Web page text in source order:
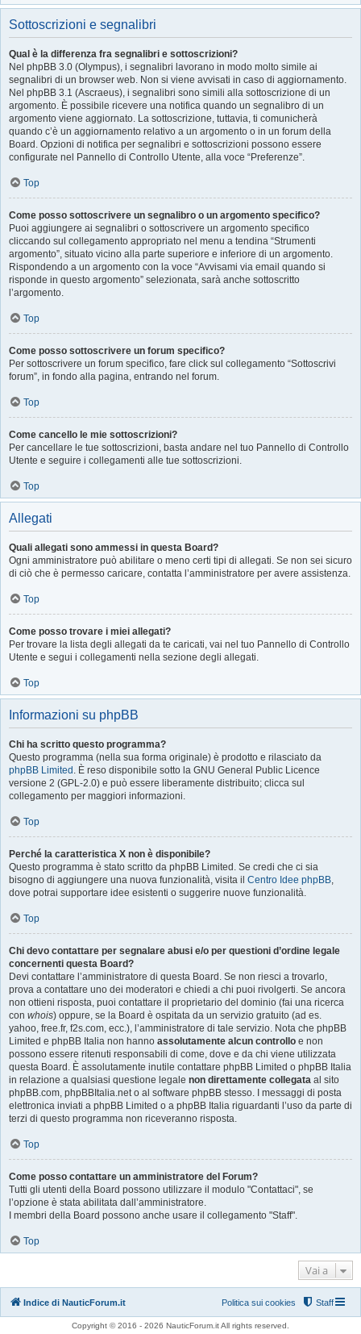
Sottoscrizioni e segnalibri
Qual è la differenza fra segnalibri e sottoscrizioni?
Nel phpBB 3.0 (Olympus), i segnalibri lavorano in modo molto simile ai
segnalibri di un browser web. Non si viene avvisati in caso di aggiornamento.
Nel phpBB 3.1 (Ascraeus), i segnalibri sono simili alla sottoscrizione di un
argomento. È possibile ricevere una notifica quando un segnalibro di un
argomento viene aggiornato. La sottoscrizione, tuttavia, ti comunicherà
quando c’è un aggiornamento relativo a un argomento o in un forum della
Board. Opzioni di notifica per segnalibri e sottoscrizioni possono essere
configurate nel Pannello di Controllo Utente, alla voce “Preferenze”.
Top
Come posso sottoscrivere un segnalibro o un argomento specifico?
Puoi aggiungere ai segnalibri o sottoscrivere un argomento specifico
cliccando sul collegamento appropriato nel menu a tendina “Strumenti
argomento”, situato vicino alla parte superiore e inferiore di un argomento.
Rispondendo a un argomento con la voce “Avvisami via email quando si
risponde in questo argomento” selezionata, sarà anche sottoscritto
l’argomento.
Top
Come posso sottoscrivere un forum specifico?
Per sottoscrivere un forum specifico, fare click sul collegamento “Sottoscrivi
forum”, in fondo alla pagina, entrando nel forum.
Top
Come cancello le mie sottoscrizioni?
Per cancellare le tue sottoscrizioni, basta andare nel tuo Pannello di Controllo
Utente e seguire i collegamenti alle tue sottoscrizioni.
Top
Allegati
Quali allegati sono ammessi in questa Board?
Ogni amministratore può abilitare o meno certi tipi di allegati. Se non sei sicuro
di ciò che è permesso caricare, contatta l’amministratore per avere assistenza.
Top
Come posso trovare i miei allegati?
Per trovare la lista degli allegati da te caricati, vai nel tuo Pannello di Controllo
Utente e segui i collegamenti nella sezione degli allegati.
Top
Informazioni su phpBB
Chi ha scritto questo programma?
Questo programma (nella sua forma originale) è prodotto e rilasciato da
phpBB Limited . È reso disponibile sotto la GNU General Public Licence
versione 2 (GPL-2.0) e può essere liberamente distribuito; clicca sul
collegamento per maggiori informazioni.
Top
Perché la caratteristica X non è disponibile?
Questo programma è stato scritto da phpBB Limited. Se credi che ci sia
bisogno di aggiungere una nuova funzionalità, visita il Centro Idee phpBB,
dove potrai supportare idee esistenti o suggerire nuove funzionalità.
Top
Chi devo contattare per segnalare abusi e/o per questioni d’ordine legale
concernenti questa Board?
Devi contattare l’amministratore di questa Board. Se non riesci a trovarlo,
prova a contattare uno dei moderatori e chiedi a chi puoi rivolgerti. Se ancora
non ottieni risposta, puoi contattare il proprietario del dominio (fai una ricerca
con whois) oppure, se la Board è ospitata da un servizio gratuito (ad es.
yahoo, free.fr, f2s.com, ecc.), l’amministratore di tale servizio. Nota che phpBB
Limited e phpBB Italia non hanno assolutamente alcun controllo e non
possono essere ritenuti responsabili di come, dove e da chi viene utilizzata
questa Board. È assolutamente inutile contattare phpBB Limited o phpBB Italia
in relazione a qualsiasi questione legale non direttamente collegata al sito
phpBB.com, phpBBItalia.net o al software phpBB stesso. I messaggi di posta
elettronica inviati a phpBB Limited o a phpBB Italia riguardanti l’uso da parte di
terzi di questo programma non riceveranno risposta.
Top
Come posso contattare un amministratore del Forum?
Tutti gli utenti della Board possono utilizzare il modulo "Contattaci", se
l’opzione è stata abilitata dall’amministratore.
I membri della Board possono anche usare il collegamento "Staff".
Top
Vai a
Indice di NauticForum.it Staff
Politica sui cookies
Copyright © 2016 - 2026 NauticForum.it All rights reserved.